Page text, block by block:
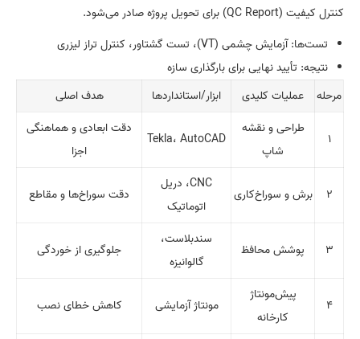
کنترل کیفیت (QC Report) برای تحویل پروژه صادر می‌شود.
تست‌ها: آزمایش چشمی (VT)، تست گشتاور، کنترل تراز لیزری
نتیجه: تأیید نهایی برای بارگذاری سازه
مرحله
عملیات کلیدی ابزار/استاندارد‌ها هدف اصلی
۱
طراحی و نقشه
شاپ
Tekla، AutoCAD
دقت ابعادی و هماهنگی
اجزا
۲ برش و سوراخ‌کاری
CNC، دریل
اتوماتیک
دقت سوراخ‌ها و مقاطع
۳ پوشش محافظ
سندبلاست،
گالوانیزه
جلوگیری از خوردگی
۴
پیش‌مونتاژ
کارخانه
مونتاژ آزمایشی کاهش خطای نصب